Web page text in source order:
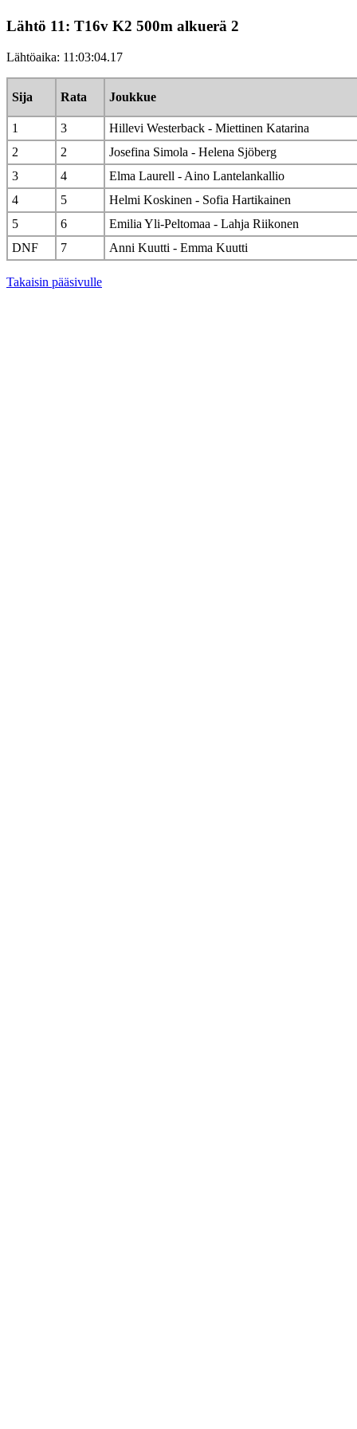
Lähtö 11: T16v K2 500m alkuerä 2
Lähtöaika: 11:03:04.17
Sija Rata Joukkue
1 3
Hillevi Westerback - Miettinen Katarina
2
2
Josefina Simola - Helena Sjöberg
3
4
Elma Laurell - Aino Lantelankallio
4
5
Helmi Koskinen - Sofia Hartikainen
5
6
Emilia Yli-Peltomaa - Lahja Riikonen
DNF
7 Anni Kuutti - Emma Kuutti
Takaisin pääsivulle